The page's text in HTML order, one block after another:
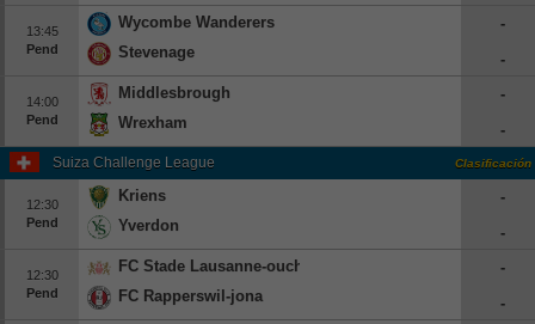
13:45
Pend
Wycombe Wanderers
Stevenage
-
-
14:00
Pend
Middlesbrough
Wrexham
-
-
Suiza Challenge League Clasificación
12:30
Pend
Kriens
Yverdon
-
-
12:30
Pend
FC Stade Lausanne-ouchy
FC Rapperswil-jona
-
-